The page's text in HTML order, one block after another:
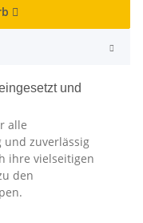
und
alle
und zuverlässig
ihre vielseitigen
den